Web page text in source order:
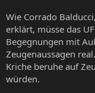
Wie Corrado
erklärt, müsse das
Begegnungen mit
Zeugenaussagen
Kriche beruhe auf
würden.